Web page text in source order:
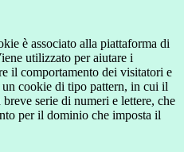
è associato alla piattaforma di
utilizzato per aiutare i
il comportamento dei visitatori e
cookie di tipo pattern, in cui il
serie di numeri e lettere, che
per il dominio che imposta il